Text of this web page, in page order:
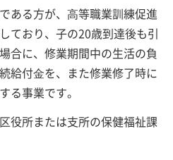
ある方が、⾼等職業訓練促進
ており、子の20歳到達後も引
合に、修業期間中の生活の負
給付⾦を、また修業修了時に
る事業です。
役所または支所の保健福祉課